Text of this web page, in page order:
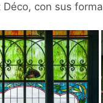
con sus